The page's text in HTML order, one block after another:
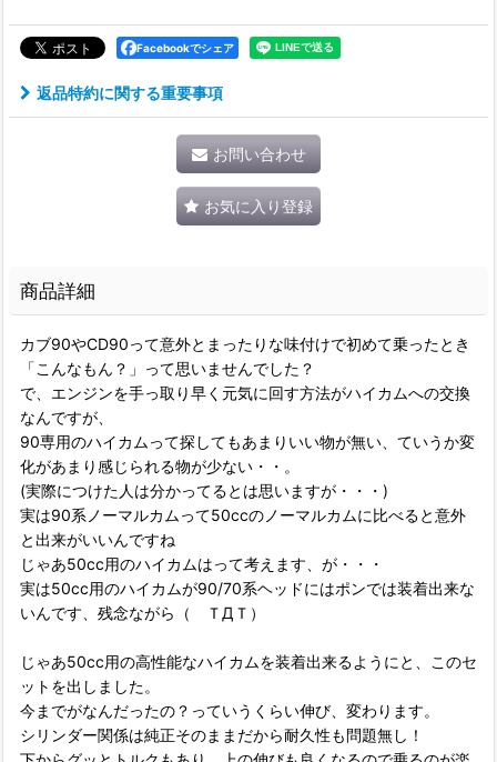
Facebookでシェア
返品特約に関する重要事項
お問い合わせ
お気に入り登録
商品詳細
カブ90やCD90って意外とまったりな味付けで初めて乗ったとき
「こんなもん？」って思いませんでした？
で、エンジンを手っ取り早く元気に回す方法がハイカムへの交換
なんですが、
90専用のハイカムって探してもあまりいい物が無い、ていうか変
化があまり感じられる物が少ない・・。
(実際につけた人は分かってるとは思いますが・・・)
実は90系ノーマルカムって50ccのノーマルカムに比べると意外
と出来がいいんですね
じゃあ50cc用のハイカムはって考えます、が・・・
実は50cc用のハイカムが90/70系ヘッドにはポンでは装着出来な
いんです、残念ながら（ ＴДＴ）
じゃあ50cc用の高性能なハイカムを装着出来るようにと、このセ
ットを出しました。
今までがなんだったの？っていうくらい伸び、変わります。
シリンダー関係は純正そのままだから耐久性も問題無し！